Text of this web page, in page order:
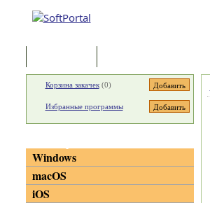
Корзина закачек(0)
Избранные программы
Windows
macOS
iOS